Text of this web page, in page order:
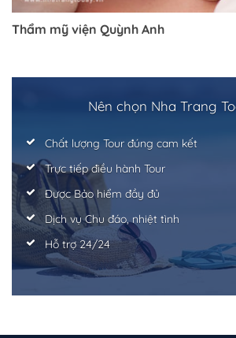
Thẩm mỹ viện Quỳnh Anh
Nên chọn Nha Trang
Chất lượng Tour đúng cam kết
Trực tiếp điều hành Tour
Được Bảo hiểm đầy đủ
Dịch vụ Chu đáo, nhiệt tình
Hỗ trợ 24/24